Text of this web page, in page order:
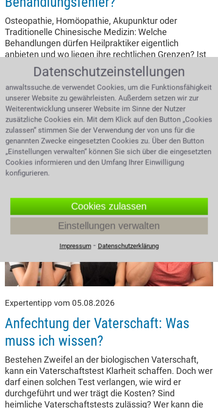
Osteopathie, Homöopathie, Akupunktur oder
Traditionelle Chinesische Medizin: Welche
Behandlungen dürfen Heilpraktiker eigentlich
anbieten und wo liegen ihre rechtlichen Grenzen? Ist
die Berufsbezeichnung geschützt und wann muss ein
Patient an einen Arzt verwiesen werden? Was gilt,
wenn eine falsche Diagnose, eine ungeeignete
Therapie oder mangelnde Aufklärung zu
gesundheitlichen Schäden führt? Und unter welchen
Voraussetzungen können Betroffene Schadensersatz
und Schmerzensgeld verlangen?
4.0 / 5 (693 Bewertungen)
Expertentipp vom 05.08.2026
Anfechtung der Vaterschaft: Was
muss ich wissen?
Bestehen Zweifel an der biologischen Vaterschaft,
kann ein Vaterschaftstest Klarheit schaffen. Doch wer
darf einen solchen Test verlangen, wie wird er
durchgeführt und wer trägt die Kosten? Sind
heimliche Vaterschaftstests zulässig? Wer kann die
Datenschutzeinstellungen
anwaltssuche.de verwendet Cookies, um die Funktionsfähigkeit
unserer Website zu gewährleisten. Außerdem setzen wir zur
Weiterentwicklung unserer Website im Sinne der Nutzer
zusätzliche Cookies ein. Mit dem Klick auf den Button „Cookies
zulassen“ stimmen Sie der Verwendung der von uns für die
genannten Zwecke eingesetzten Cookies zu. Über den Button
„Einstellungen verwalten“ können Sie sich über die eingesetzten
Cookies informieren und den Umfang Ihrer Einwilligung
konfigurieren.
Cookies zulassen
Einstellungen verwalten
Impressum⁃ Datenschutzerklärung